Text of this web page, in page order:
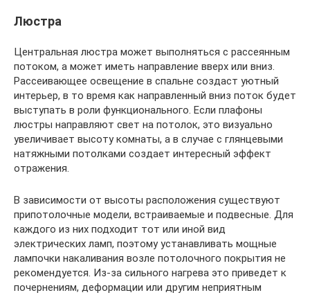
Люстра
Центральная люстра может выполняться с рассеянным
потоком, а может иметь направление вверх или вниз.
Рассеивающее освещение в спальне создаст уютный
интерьер, в то время как направленный вниз поток будет
выступать в роли функционального. Если плафоны
люстры направляют свет на потолок, это визуально
увеличивает высоту комнаты, а в случае с глянцевыми
натяжными потолками создает интересный эффект
отражения.
В зависимости от высоты расположения существуют
припотолочные модели, встраиваемые и подвесные. Для
каждого из них подходит тот или иной вид
электрических ламп, поэтому устанавливать мощные
лампочки накаливания возле потолочного покрытия не
рекомендуется. Из-за сильного нагрева это приведет к
почернениям, деформации или другим неприятным